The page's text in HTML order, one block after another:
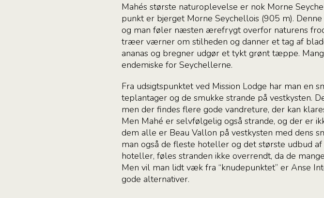
Mahés største naturoplevelse er nok Morne
punkt er bjerget Morne Seychellois (905 m).
og man føler næsten ærefrygt overfor naturens
træer værner om stilheden og danner et tag af
ananas og bregner udgør et tykt grønt tæppe.
endemiske for Seychellerne.
Fra udsigtspunktet ved Mission Lodge har man en
teplantager og de smukke strande på vestkysten.
men der findes flere gode vandreture, der kan
Men Mahé er selvfølgelig også strande, og der er
dem alle er Beau Vallon på vestkysten med dens
man også de fleste hoteller og det største udbud
hoteller, føles stranden ikke overrendt, da de
Men vil man lidt væk fra “knudepunktet” er Anse
gode alternativer.